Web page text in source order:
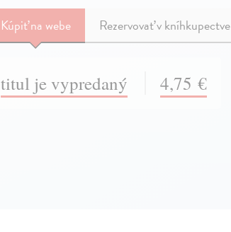
Kúpiťna webe Rezervovať v kníhkupectve
titul je vypredaný 4,75 €